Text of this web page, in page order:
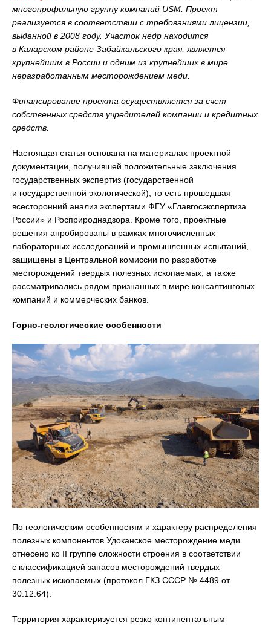
многопрофильную группу компаний USM. Проект
реализуется в соответствии с требованиями лицензии,
выданной в 2008 году. Участок недр находится
в Каларском районе Забайкальского края, является
крупнейшим в России и одним из крупнейших в мире
неразработанным месторождением меди.
Финансирование проекта осуществляется за счет
собственных средств учредителей компании и кредитных
средств.
Настоящая статья основана на материалах проектной
документации, получившей положительные заключения
государственных экспертиз (государственной
и государственной экологической), то есть прошедшая
всесторонний анализ экспертами ФГУ «Главгосэкспертиза
России» и Росприроднадзора. Кроме того, проектные
решения апробированы в рамках многочисленных
лабораторных исследований и промышленных испытаний,
защищены в Центральной комиссии по разработке
месторождений твердых полезных ископаемых, а также
рассматривались рядом признанных в мире консалтинговых
компаний и коммерческих банков.
Горно-геологические особенности
По геологическим особенностям и характеру распределения
полезных компонентов Удоканское месторождение меди
отнесено ко II группе сложности строения в соответствии
с классификацией запасов месторождений твердых
полезных ископаемых (протокол ГКЗ СССР № 4489 от
30.12.64).
Территория характеризуется резко континентальным